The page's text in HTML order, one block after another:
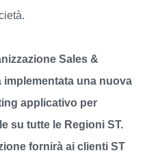
Sales &
implementata una nuova
applicativo per
su tutte le Regioni ST.
fornirà ai clienti ST